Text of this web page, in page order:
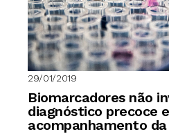
29/01/2019
Biomarcadores não
diagnóstico precoce e
acompanhamento